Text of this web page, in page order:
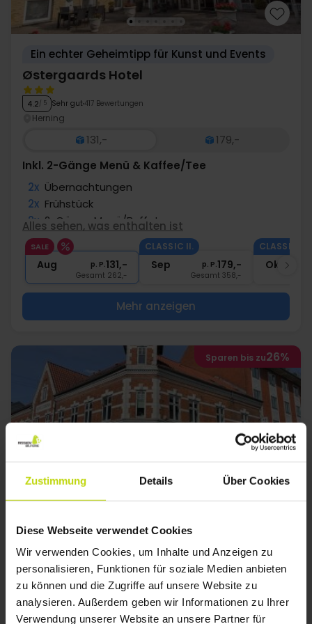
Zustimmung Details Über Cookies
Diese Webseite verwendet Cookies
Wir verwenden Cookies, um Inhalte und Anzeigen zu
personalisieren, Funktionen für soziale Medien anbieten
zu können und die Zugriffe auf unsere Website zu
analysieren. Außerdem geben wir Informationen zu Ihrer
Verwendung unserer Website an unsere Partner für
Ein echter Geheimtipp für Kunst und Events
Østergaards Hotel
4.2/ 5 Sehr gut 417 Bewertungen
Herning
131,-
179,-
Inkl. 2-Gänge Menü & Kaffee/Tee
2x Übernachtungen
2x Frühstück
2x 2-Gänge Menü/Buffet
2x Gratis Kaffee/Tee zum Aufenthalt
∞ Gratis Parken und Internet
Alles sehen, was enthalten ist
SALE
Aug p. P.131,-
Gesamt 262,-
CLASSIC II.
Sep p. P.179,-
Gesamt 358,-
CLASSIC II.
Okt
Mehr anzeigen
Sparen bis zu26%
Tiefpreis!! Zentral in Herning
Herning
Inkl. 2-Gänge Menü
2x Übernachtungen
2x Frühstücksbuffet